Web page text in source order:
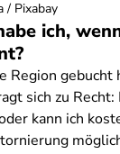
ich,
Region
sich zu Recht:
kann ich
/ Pixabay